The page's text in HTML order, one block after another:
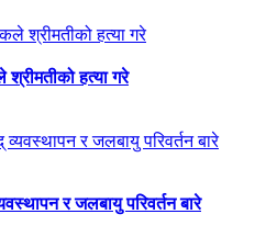
श्रीमतीको हत्या गरे
र जलबायु परिवर्तन बारे